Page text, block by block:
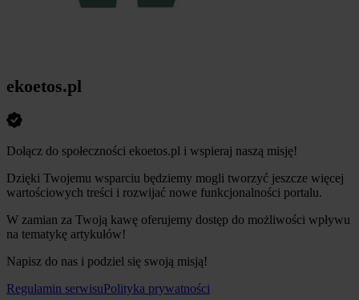
ekoetos.pl
Dołącz do społeczności ekoetos.pl i wspieraj naszą misję!
Dzięki Twojemu wsparciu będziemy mogli tworzyć jeszcze więcej
wartościowych treści i rozwijać nowe funkcjonalności portalu.
W zamian za Twoją kawę oferujemy dostęp do możliwości wpływu
na tematykę artykułów!
Napisz do nas i podziel się swoją misją!
Regulamin serwisuPolityka prywatności